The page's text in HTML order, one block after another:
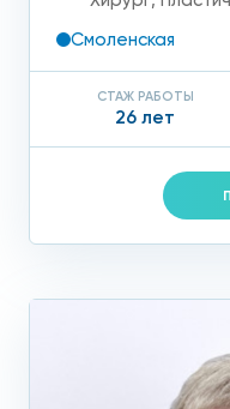
Смоленская
СТАЖ РАБОТЫ
26 лет